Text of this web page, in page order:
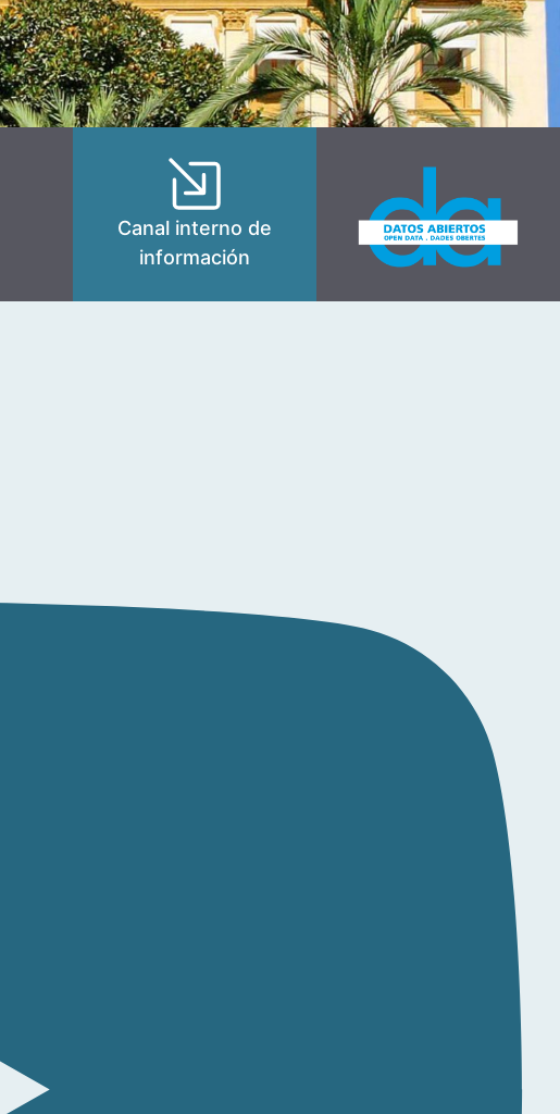
Canal interno de
información